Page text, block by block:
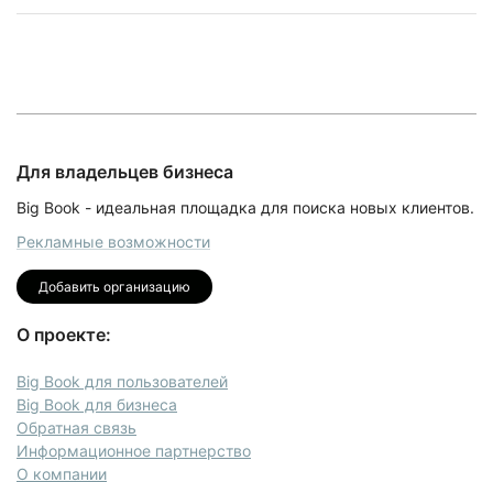
Для владельцев бизнеса
Big Book - идеальная площадка для поиска новых клиентов.
Рекламные возможности
Добавить организацию
О проекте:
Big Book для пользователей
Big Book для бизнеса
Обратная связь
Информационное партнерство
О компании